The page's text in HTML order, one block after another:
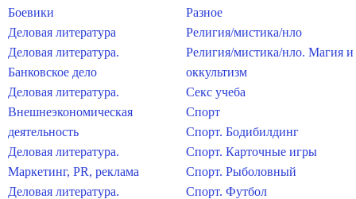
Боевики
Деловая литература
Деловая литература.
Банковское дело
Деловая литература.
Внешнеэкономическая
деятельность
Деловая литература.
Маркетинг, PR, реклама
Деловая литература.
Разное
Религия/мистика/нло
Религия/мистика/нло. Магия и
оккультизм
Секс учеба
Спорт
Спорт. Бодибилдинг
Спорт. Карточные игры
Спорт. Рыболовный
Спорт. Футбол